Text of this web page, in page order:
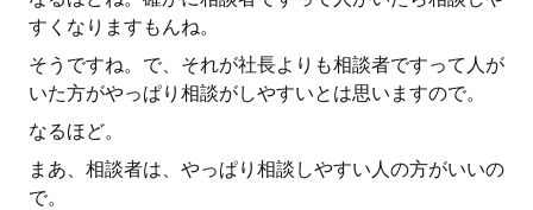
すくなりますもんね。
そうですね。で、それが社長よりも相談者ですって人が
いた方がやっぱり相談がしやすいとは思いますので。
なるほど。
まあ、相談者は、やっぱり相談しやすい人の方がいいの
で。